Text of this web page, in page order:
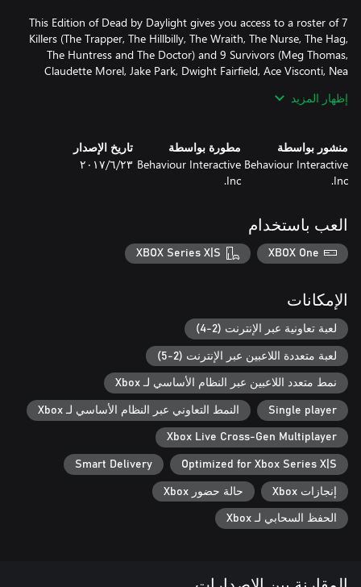
This Edition of Dead by Daylight gives you access to a roster of 7
Killers (The Trapper, The Hillbilly, The Wraith, The Nurse, The Hag,
The Huntress and The Doctor) and 9 Survivors (Meg Thomas,
Claudette Morel, Jake Park, Dwight Fairfield, Ace Visconti, Nea
two cosmetic add-ons packed with outfits for various characters.
إظهار المزيد
منشور بواسطة
Behaviour Interactive
Inc.
مطورة بواسطة
Behaviour Interactive
Inc.
تاريخ الإصدار
٢٣‏/٦‏/٢٠١٧
العب باستخدام
XBOX One
XBOX Series X|S
الإمكانات
لعبة تعاونية عبر الإنترنت (2-4)
لعبة متعددة اللاعبين عبر الإنترنت (2-5)
نمط متعدد اللاعبين عبر النظام الأساسي لـ Xbox
Single player النمط التعاوني عبر النظام الأساسي لـ Xbox
Xbox Live Cross-Gen Multiplayer
Optimized for Xbox Series X|S
Smart Delivery
إنجازات Xbox حالة حضور Xbox
الحفظ السحابي لـ Xbox